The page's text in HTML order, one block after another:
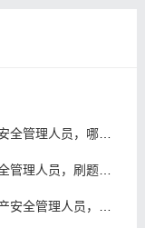
人员，哪个app好？
，刷题有哪些平台?
，适用范围有哪些？